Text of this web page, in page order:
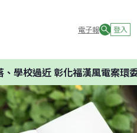
電子報 登入
彰化福漢風電案環委建議不